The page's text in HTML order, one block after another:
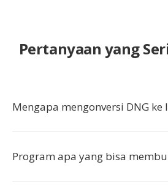
Pertanyaan yang
Mengapa mengonversi DNG ke
Program apa yang bisa